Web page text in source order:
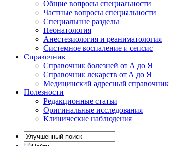
Общие вопросы специальности
Частные вопросы специальности
Специальные разделы
Неонатология
Анестезиология и реаниматология
Системное воспаление и сепсис
Справочник
Справочник болезней от А до Я
Справочник лекарств от А до Я
Медицинский адресный справочник
Полезности
Редакционные статьи
Оригинальные исследования
Клинические наблюдения